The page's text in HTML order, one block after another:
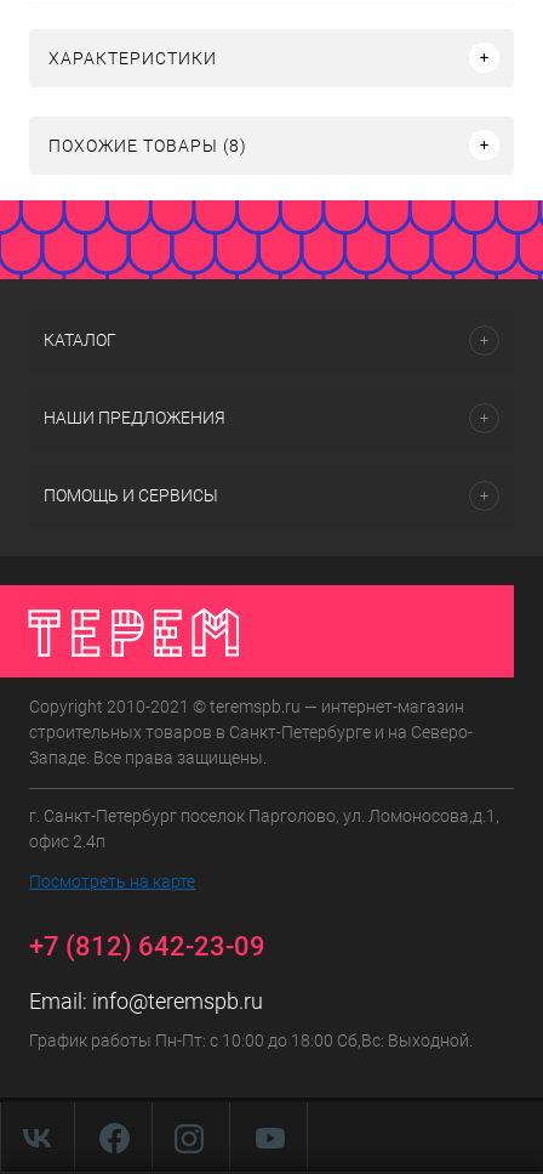
ХАРАКТЕРИСТИКИ
ПОХОЖИЕ ТОВАРЫ (8)
КАТАЛОГ
НАШИ ПРЕДЛОЖЕНИЯ
ПОМОЩЬ И СЕРВИСЫ
Copyright 2010-2021 © teremspb.ru — интернет-магазин
строительных товаров в Санкт-Петербурге и на Северо-
Западе. Все права защищены.
г. Санкт-Петербург поселок Парголово, ул. Ломоносова,д.1,
офис 2.4п
Посмотреть на карте
+7 (812) 642-23-09
Email: info@teremspb.ru
График работы Пн-Пт: с 10:00 до 18:00 Сб,Вс: Выходной.